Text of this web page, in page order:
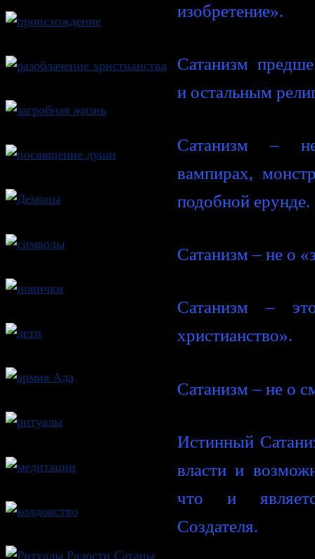
изобретение».
Сатанизм
и остальным
Сатанизм –
вампирах,
подобной ерунде.
Сатанизм – не о
Сатанизм –
христианство».
Сатанизм – не о
Истинный
власти и
что и
Создателя.